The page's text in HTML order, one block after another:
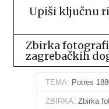
Zbirka
zagrebačkih
TEMA: Potres
ZBIRKA: Zbirka